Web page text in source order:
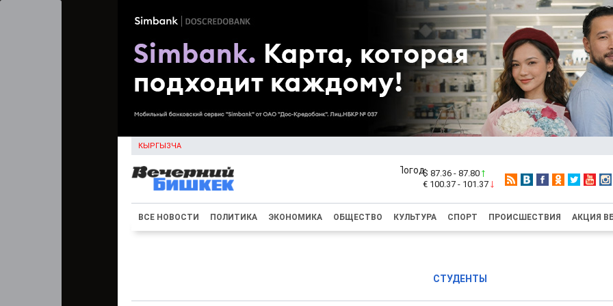
КЫРГЫЗЧА
$ 87.36 - 87.80
€ 100.37 - 101.37
ВСЕ НОВОСТИ ПОЛИТИКА ЭКОНОМИКА ОБЩЕСТВО КУЛЬТУРА СПОРТ ПРОИСШЕСТВИЯ АКЦИЯ
СТУДЕНТЫ